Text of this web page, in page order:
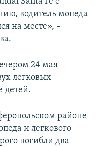
Santa Fe с
водитель мопеда
на месте», –
24 мая
легковых
детей.
районе
и легкового
погибли два